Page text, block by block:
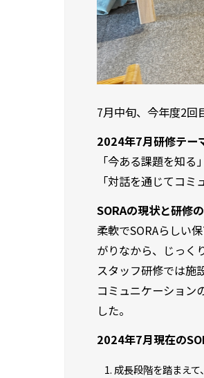
7月中旬、今年度2回
2024年7月研修テー
「今ある課題を知る」
「対話を通じてコミ
SORAの現状と研修
柔軟でSORAらしい
がりなから、じっく
スタッフ研修では施
コミュニケーション
した。
2024年7月現在の
成長段階を踏まえ